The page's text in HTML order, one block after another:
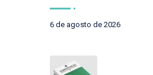
6 de agosto de 2026